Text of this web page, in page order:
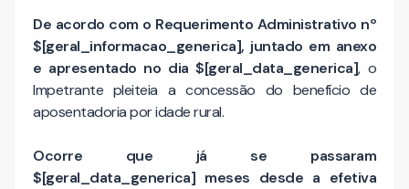
De acordo com o Requerimento Administrativo nº
$[geral_informacao_generica], juntado em anexo
e apresentado no dia $[geral_data_generica], o
Impetrante pleiteia a concessão do benefício de
aposentadoria por idade rural.
Ocorre que já se passaram
$[geral_data_generica] meses desde a efetiva